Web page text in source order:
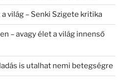
világ – Senki Szigete kritika
– avagy élet a világ innenső
is utalhat nemi betegségre